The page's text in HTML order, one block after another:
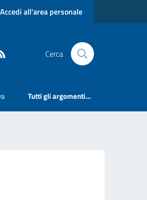
Accedi all'area personale
Cerca
Tutti gli argomenti...